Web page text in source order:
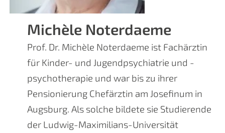
Michèle Noterdaeme
Prof. Dr. Michèle Noterdaeme ist Fachärztin
für Kinder- und Jugendpsychiatrie und -
psychotherapie und war bis zu ihrer
Pensionierung Chefärztin am Josefinum in
Augsburg. Als solche bildete sie Studierende
der Ludwig-Maximilians-Universität